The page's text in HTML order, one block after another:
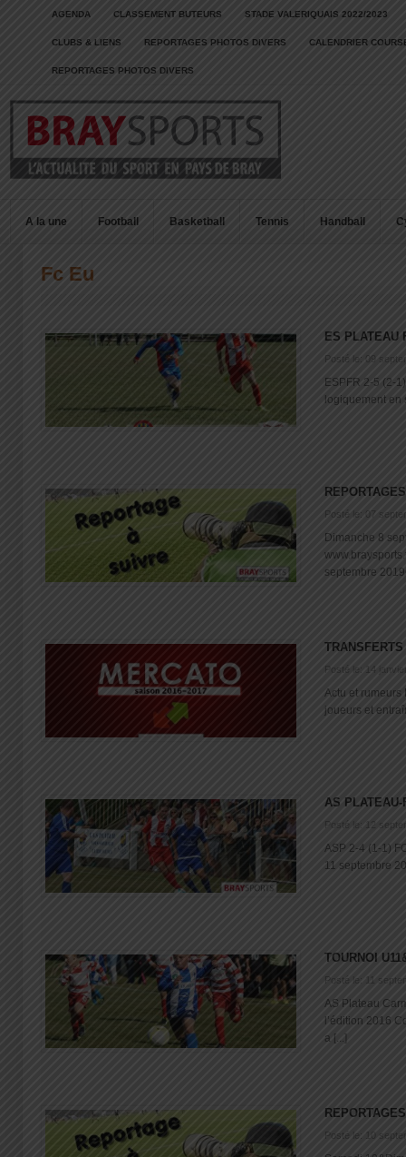
AGENDA CLASSEMENT BUTEURS STADE VALERIQUAIS 2022/2023
CLUBS & LIENS REPORTAGES PHOTOS DIVERS CALENDRIER
REPORTAGES PHOTOS DIVERS
A la une Football Basketball Tennis Handball
Fc Eu
ES PLATEAU
Posté le: 09
ESPFR 2-5 (2-
logiquement en
Posté le: 07
Dimanche 8
septembre
TRANSFERTS
Posté le: 14
Actu et rumeurs
joueurs et
AS PLATEAU-
Posté le: 12
ASP 2-4 (1-1)
11 septembre
TOURNOI
Posté le: 11
AS Plateau
l’édition 2016
a [...]
Posté le: 10